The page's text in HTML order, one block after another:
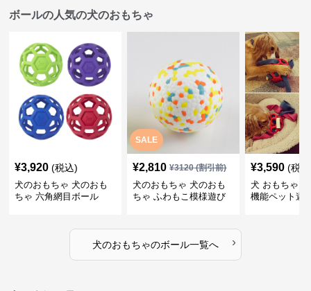
ボールの人気の犬のおもちゃ
¥3,920 (税込)
犬のおもちゃ 犬のおも
ちゃ 六角網目ボール
SALE
¥2,810 ¥3120(割引前)
犬のおもちゃ 犬のおも
ちゃ ふわもこ模様遊び
¥3,590 (税
犬 おもちゃ
機能ペット遊
犬のおもちゃのボール一覧へ ›